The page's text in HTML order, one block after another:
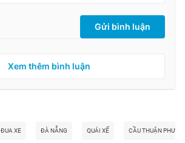
Gửi bình luận
Xem thêm bình luận
ĐUA XE ĐÀ NẴNG QUÁI XẾ CẦU THUẬN PHƯỚC